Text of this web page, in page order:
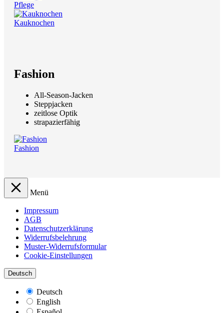
Pflege
Kauknochen
Fashion
All-Season-Jacken
Steppjacken
zeitlose Optik
strapazierfähig
Fashion
Menü
Impressum
AGB
Datenschutzerklärung
Widerrufsbelehrung
Muster-Widerrufsformular
Cookie-Einstellungen
Deutsch
Deutsch
English